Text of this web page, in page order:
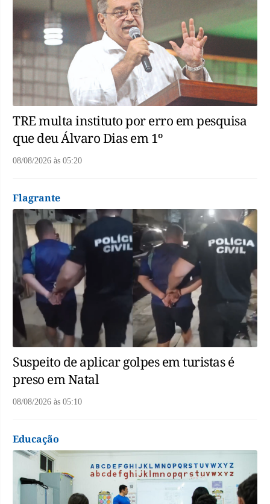
TRE multa instituto por erro em pesquisa
que deu Álvaro Dias em 1º
08/08/2026 às 05:20
Flagrante
Suspeito de aplicar golpes em turistas é
preso em Natal
08/08/2026 às 05:10
Educação